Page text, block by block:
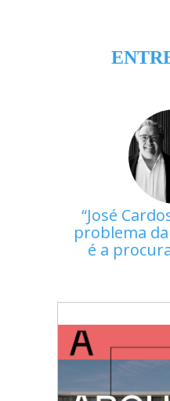
José
problema
é a